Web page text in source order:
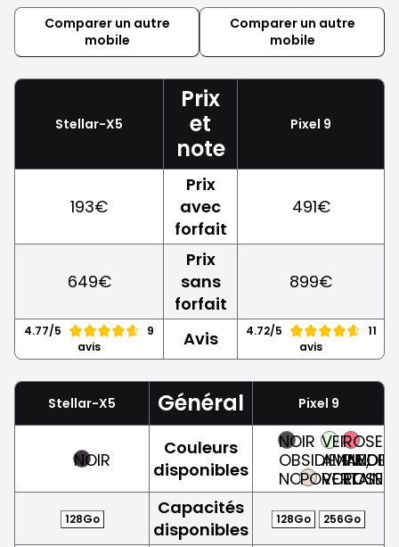
Comparer un autre
mobile
Comparer un autre
mobile
Stellar-X5
Prix
et
note
Pixel 9
193€
Prix
avec
forfait
491€
649€
Prix
sans
forfait
899€
4.77/5
9
avis
Avis 4.72/5
11
avis
Stellar-X5 Général Pixel 9
NOIR
Couleurs
disponibles
NOIR
OBSIDIENNE,
NOIRPORCELAINE
VERT
AMANDE,
VERT
ROSE
ROSE
128Go
Capacités
disponibles
128Go 256Go